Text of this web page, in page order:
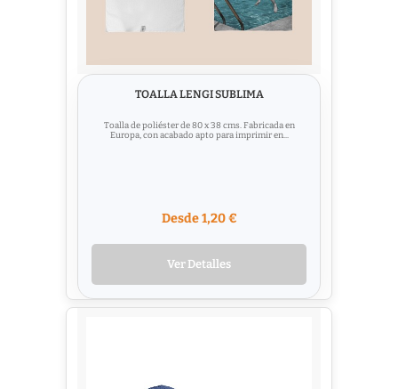
TOALLA LENGI SUBLIMA
Toalla de poliéster de 80 x 38 cms. Fabricada en
Europa, con acabado apto para imprimir en...
Desde 1,20 €
Ver Detalles